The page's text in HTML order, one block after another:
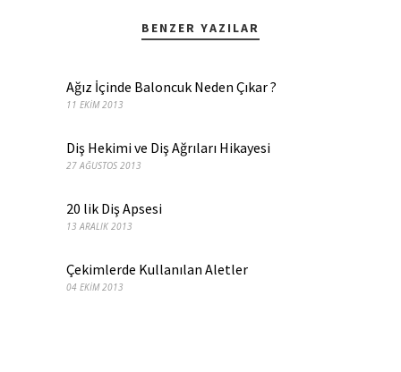
BENZER YAZILAR
Ağız İçinde Baloncuk Neden Çıkar ?
11 EKIM 2013
Diş Hekimi ve Diş Ağrıları Hikayesi
27 AĞUSTOS 2013
20 lik Diş Apsesi
13 ARALIK 2013
Çekimlerde Kullanılan Aletler
04 EKIM 2013